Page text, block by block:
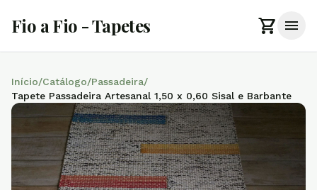
Fio a Fio - Tapetes shopping_cart menu
Início/Catálogo/Passadeira/
Tapete Passadeira Artesanal 1,50 x 0,60 Sisal e Barbante